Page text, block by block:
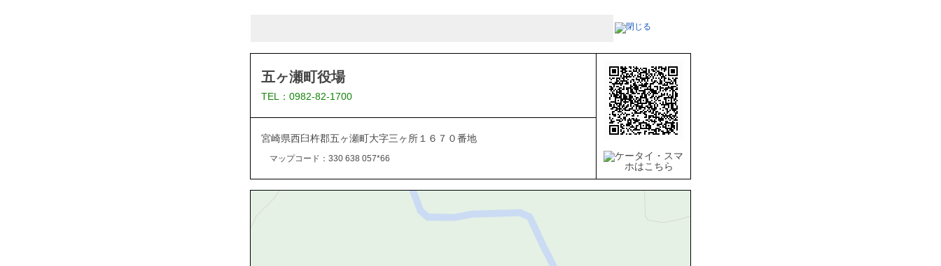
五ヶ瀬町役場
TEL：0982-82-1700
宮崎県西臼杵郡五ヶ瀬町大字三ヶ所１６７０番地
マップコード：330 638 057*66